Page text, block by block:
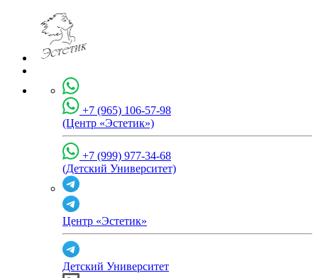
+7 (965) 106-57-98
(Центр «Эстетик»)
+7 (999) 977-34-68
(Детский Университет)
Центр «Эстетик»
Детский Университет